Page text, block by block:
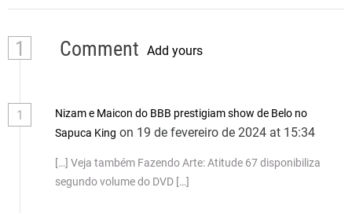
1 Comment Add yours
1
Nizam e Maicon do BBB prestigiam show de Belo no
Sapuca King on 19 de fevereiro de 2024 at 15:34
[…] Veja também Fazendo Arte: Atitude 67 disponibiliza
segundo volume do DVD […]